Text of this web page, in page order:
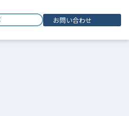
求 お問い合わせ